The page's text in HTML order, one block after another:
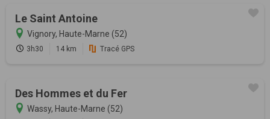
Le Saint Antoine
Vignory, Haute-Marne (52)
3h30 14 km Tracé GPS
Des Hommes et du Fer
Wassy, Haute-Marne (52)